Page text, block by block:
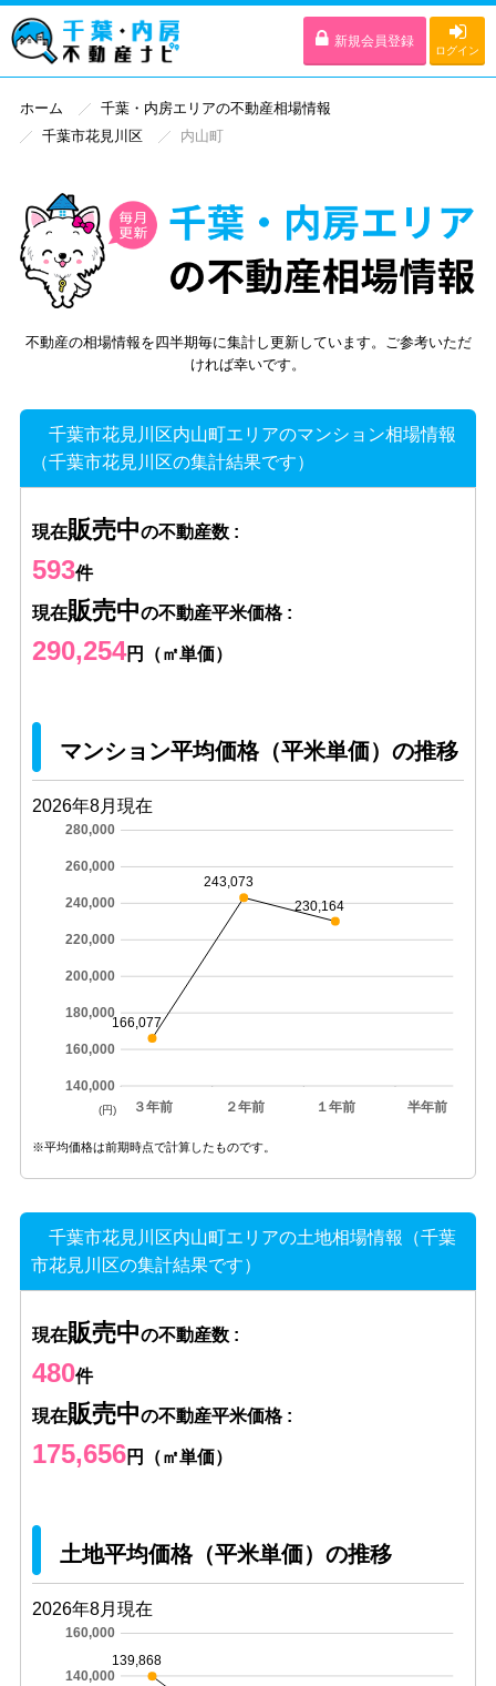
新規会員登録
ログイン
ホーム
千葉・内房エリアの不動産相場情報
千葉市花見川区
内山町
不動産の相場情報を四半期毎に集計し更新しています。ご参考いただ
ければ幸いです。
千葉市花見川区内山町エリアのマンション相場情報
（千葉市花見川区の集計結果です）
現在販売中の不動産数 :
593件
現在販売中の不動産平米価格 :
290,254円（㎡単価）
マンション平均価格（平米単価）の推移
2026年8月現在
３年前 ２年前 １年前 半年前
140,000
160,000
180,000
200,000
220,000
240,000
260,000
280,000
166,077
243,073
230,164
(円)
※平均価格は前期時点で計算したものです。
千葉市花見川区内山町エリアの土地相場情報（千葉
市花見川区の集計結果です）
現在販売中の不動産数 :
480件
現在販売中の不動産平米価格 :
175,656円（㎡単価）
土地平均価格（平米単価）の推移
2026年8月現在
140,000
160,000
139,868